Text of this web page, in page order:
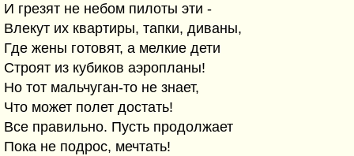
И грезят не небом пилоты эти -
Влекут их квартиры, тапки, диваны,
Где жены готовят, а мелкие дети
Строят из кубиков аэропланы!
Но тот мальчуган-то не знает,
Что может полет достать!
Все правильно. Пусть продолжает
Пока не подрос, мечтать!